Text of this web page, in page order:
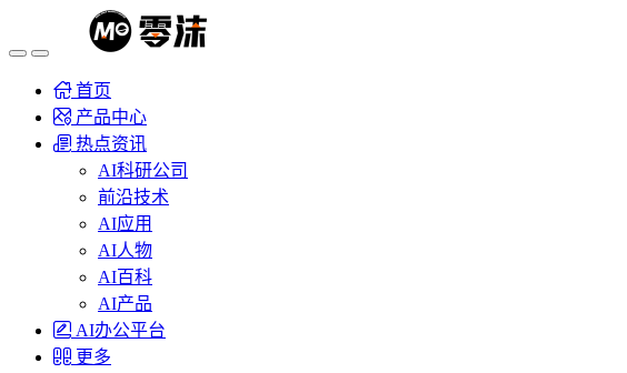
首页
产品中心
热点资讯
AI科研公司
前沿技术
AI应用
AI人物
AI百科
AI产品
AI办公平台
更多